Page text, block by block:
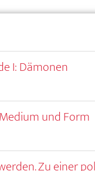
I: Dämonen
und Form
Zu einer